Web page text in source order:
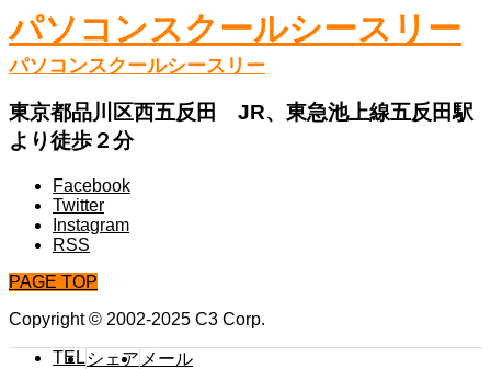
パソコンスクールシースリー
パソコンスクールシースリー
東京都品川区西五反田 JR、東急池上線五反田駅
より徒歩２分
Facebook
Twitter
Instagram
RSS
PAGE TOP
Copyright © 2002-2025 C3 Corp.
TEL シェア メール